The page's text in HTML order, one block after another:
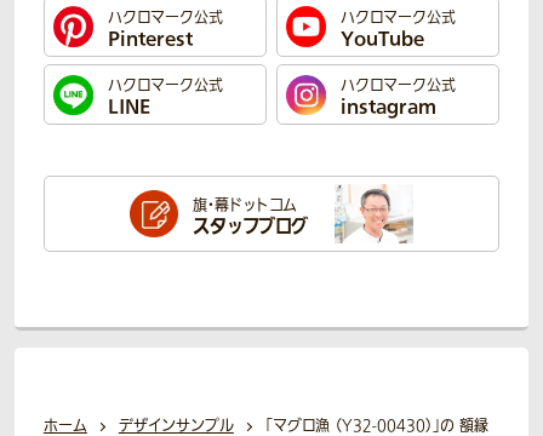
ハクロマーク公式
Pinterest
ハクロマーク公式
YouTube
ハクロマーク公式
LINE
ハクロマーク公式
instagram
旗・幕ドットコム
スタッフブログ
ホーム デザインサンプル
「マグロ漁 （Y32-00430）」の 額縁